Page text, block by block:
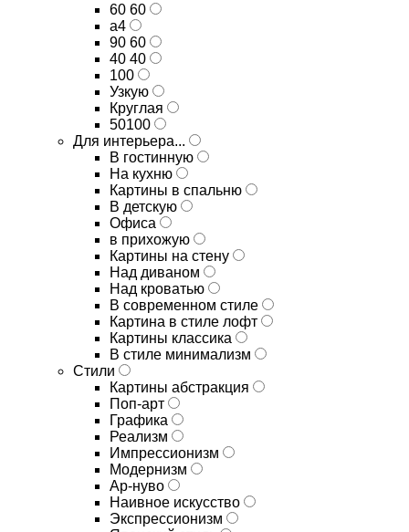
60 60
а4
90 60
40 40
100
Узкую
Круглая
50100
Для интерьера...
В гостинную
На кухню
Картины в спальню
В детскую
Офиса
в прихожую
Картины на стену
Над диваном
Над кроватью
В современном стиле
Картина в стиле лофт
Картины классика
В стиле минимализм
Стили
Картины абстракция
Поп-арт
Графика
Реализм
Импрессионизм
Модернизм
Ар-нуво
Наивное искусство
Экспрессионизм